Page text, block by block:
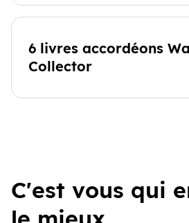
6 livres accordéons
Collector
C'est vous qui